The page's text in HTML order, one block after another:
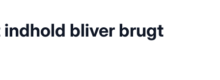
bliver brugt